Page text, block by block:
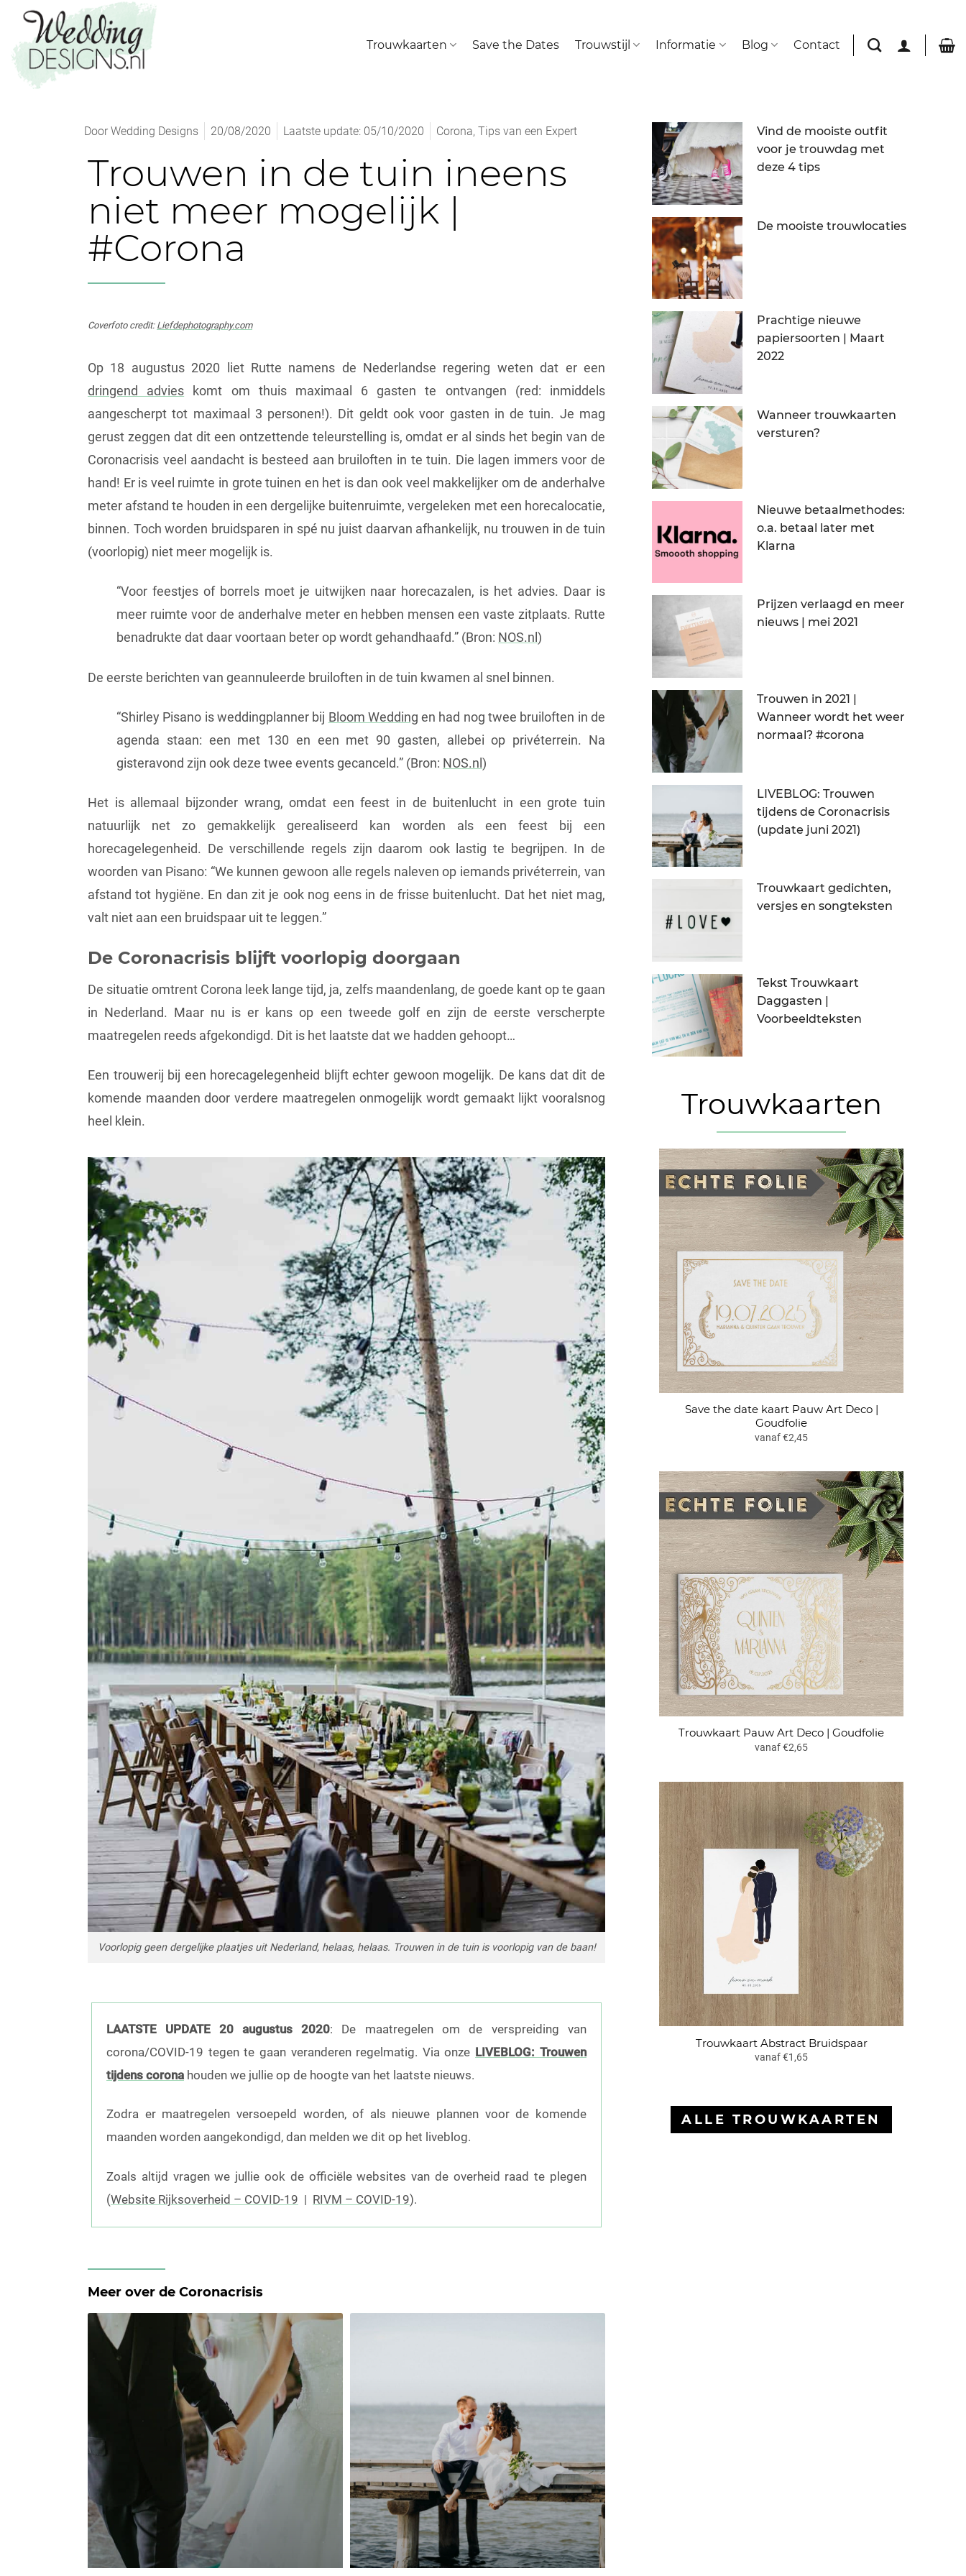
Trouwkaarten Save the Dates Trouwstijl Informatie Blog Contact
Door Wedding Designs 20/08/2020 Laatste update: 05/10/2020 Corona, Tips van een Expert
Trouwen in de tuin ineens
niet meer mogelijk |
#Corona
Coverfoto credit: Liefdephotography.com
Op 18 augustus 2020 liet Rutte namens de Nederlandse regering weten dat er een
dringend advies komt om thuis maximaal 6 gasten te ontvangen (red: inmiddels
aangescherpt tot maximaal 3 personen!). Dit geldt ook voor gasten in de tuin. Je mag
gerust zeggen dat dit een ontzettende teleurstelling is, omdat er al sinds het begin van de
Coronacrisis veel aandacht is besteed aan bruiloften in te tuin. Die lagen immers voor de
hand! Er is veel ruimte in grote tuinen en het is dan ook veel makkelijker om de anderhalve
meter afstand te houden in een dergelijke buitenruimte, vergeleken met een horecalocatie,
binnen. Toch worden bruidsparen in spé nu juist daarvan afhankelijk, nu trouwen in de tuin
(voorlopig) niet meer mogelijk is.
“Voor feestjes of borrels moet je uitwijken naar horecazalen, is het advies. Daar is
meer ruimte voor de anderhalve meter en hebben mensen een vaste zitplaats. Rutte
benadrukte dat daar voortaan beter op wordt gehandhaafd.” (Bron: NOS.nl )
De eerste berichten van geannuleerde bruiloften in de tuin kwamen al snel binnen.
“Shirley Pisano is weddingplanner bij Bloom Wedding en had nog twee bruiloften in de
agenda staan: een met 130 en een met 90 gasten, allebei op privéterrein. Na
gisteravond zijn ook deze twee events gecanceld.” (Bron: NOS.nl )
Het is allemaal bijzonder wrang, omdat een feest in de buitenlucht in een grote tuin
natuurlijk net zo gemakkelijk gerealiseerd kan worden als een feest bij een
horecagelegenheid. De verschillende regels zijn daarom ook lastig te begrijpen. In de
woorden van Pisano: “We kunnen gewoon alle regels naleven op iemands privéterrein, van
afstand tot hygiëne. En dan zit je ook nog eens in de frisse buitenlucht. Dat het niet mag,
valt niet aan een bruidspaar uit te leggen.”
De Coronacrisis blijft voorlopig doorgaan
De situatie omtrent Corona leek lange tijd, ja, zelfs maandenlang, de goede kant op te gaan
in Nederland. Maar nu is er kans op een tweede golf en zijn de eerste verscherpte
maatregelen reeds afgekondigd. Dit is het laatste dat we hadden gehoopt…
Een trouwerij bij een horecagelegenheid blijft echter gewoon mogelijk. De kans dat dit de
komende maanden door verdere maatregelen onmogelijk wordt gemaakt lijkt vooralsnog
heel klein.
Voorlopig geen dergelijke plaatjes uit Nederland, helaas, helaas. Trouwen in de tuin is voorlopig van de baan!
LAATSTE UPDATE 20 augustus 2020: De maatregelen om de verspreiding van
corona/COVID-19 tegen te gaan veranderen regelmatig. Via onze LIVEBLOG: Trouwen
tijdens corona houden we jullie op de hoogte van het laatste nieuws.
Zodra er maatregelen versoepeld worden, of als nieuwe plannen voor de komende
maanden worden aangekondigd, dan melden we dit op het liveblog.
Zoals altijd vragen we jullie ook de officiële websites van de overheid raad te plegen
(Website Rijksoverheid – COVID-19 | RIVM – COVID-19).
Meer over de Coronacrisis
Vind de mooiste outfit
voor je trouwdag met
deze 4 tips
De mooiste trouwlocaties
Prachtige nieuwe
papiersoorten | Maart
2022
Wanneer trouwkaarten
versturen?
Nieuwe betaalmethodes:
o.a. betaal later met
Klarna
Prijzen verlaagd en meer
nieuws | mei 2021
Trouwen in 2021 |
Wanneer wordt het weer
normaal? #corona
LIVEBLOG: Trouwen
tijdens de Coronacrisis
(update juni 2021)
Trouwkaart gedichten,
versjes en songteksten
Tekst Trouwkaart
Daggasten |
Voorbeeldteksten
Trouwkaarten
Save the date kaart Pauw Art Deco |
Goudfolie
vanaf €2,45
Trouwkaart Pauw Art Deco | Goudfolie
vanaf €2,65
Trouwkaart Abstract Bruidspaar
vanaf €1,65
ALLE TROUWKAARTEN